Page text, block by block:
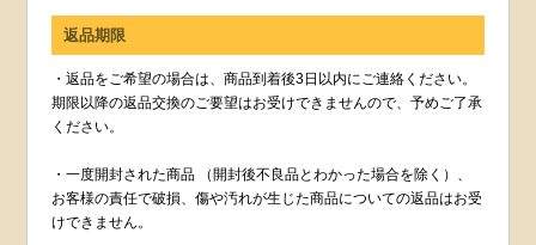
返品期限
・返品をご希望の場合は、商品到着後3日以内にご連絡ください。
期限以降の返品交換のご要望はお受けできませんので、予めご了承
ください。
・一度開封された商品 （開封後不良品とわかった場合を除く）、
お客様の責任で破損、傷や汚れが生じた商品についての返品はお受
けできません。